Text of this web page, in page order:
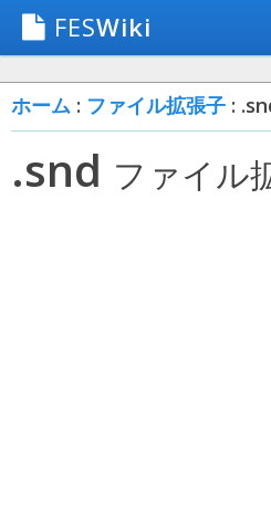
FESWiki
ホーム : ファイル拡張子 :
.snd ファイル